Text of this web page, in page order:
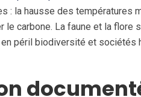
: la hausse des températures
carbone. La faune et la flore
péril biodiversité et sociétés